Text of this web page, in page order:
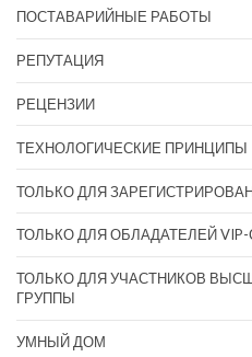
ПОСТАВАРИЙНЫЕ РАБОТЫ
РЕПУТАЦИЯ
РЕЦЕНЗИИ
ТЕХНОЛОГИЧЕСКИЕ ПРИНЦИПЫ
ТОЛЬКО ДЛЯ
ТОЛЬКО ДЛЯ ОБЛАДАТЕЛЕЙ
ТОЛЬКО ДЛЯ УЧАСТНИКОВ
ГРУППЫ
УМНЫЙ ДОМ